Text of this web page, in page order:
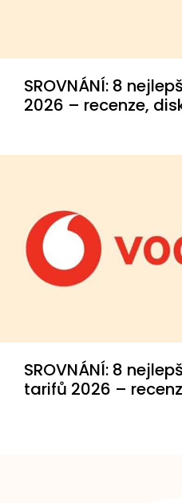
SROVNÁNÍ: 8
2026 – recenze,
SROVNÁNÍ: 8
tarifů 2026 –